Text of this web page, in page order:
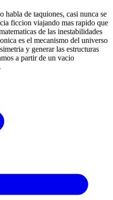
de taquiones, casi nunca se
ficcion viajando mas rapido que
de las inestabilidades
es el mecanismo del universo
y generar las estructuras
a partir de un vacio